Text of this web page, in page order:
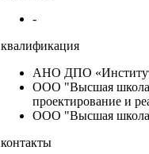
-
квалификация
АНО ДПО «Институт
ООО "Высшая школа
проектирование и
ООО "Высшая школа
контакты